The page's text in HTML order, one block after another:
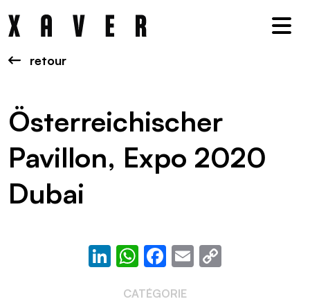
retour
Österreichischer
Pavillon, Expo 2020
Dubai
LinkedIn
WhatsApp
Facebook
Email
CATÉGORIE